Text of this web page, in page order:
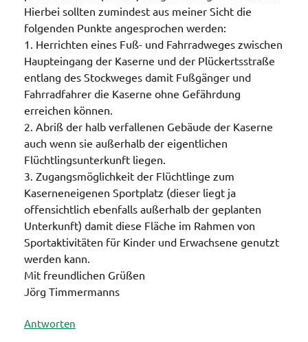
Hierbei sollten zumindest aus meiner Sicht die
folgenden Punkte angesprochen werden:
1. Herrichten eines Fuß- und Fahrradweges zwischen
Haupteingang der Kaserne und der Plückertsstraße
entlang des Stockweges damit Fußgänger und
Fahrradfahrer die Kaserne ohne Gefährdung
erreichen können.
2. Abriß der halb verfallenen Gebäude der Kaserne
auch wenn sie außerhalb der eigentlichen
Flüchtlingsunterkunft liegen.
3. Zugangsmöglichkeit der Flüchtlinge zum
Kaserneneigenen Sportplatz (dieser liegt ja
offensichtlich ebenfalls außerhalb der geplanten
Unterkunft) damit diese Fläche im Rahmen von
Sportaktivitäten für Kinder und Erwachsene genutzt
werden kann.
Mit freundlichen Grüßen
Jörg Timmermanns
Antworten